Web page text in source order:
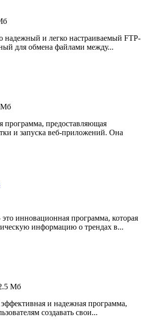
надежный и легко настраиваемый FTP-
для обмена файлами между...
Мб
программа, предоставляющая
и запуска веб-приложений. Она
инновационная программа, которая
информацию о трендах в...
Мб
и надежная программа,
создавать свои...